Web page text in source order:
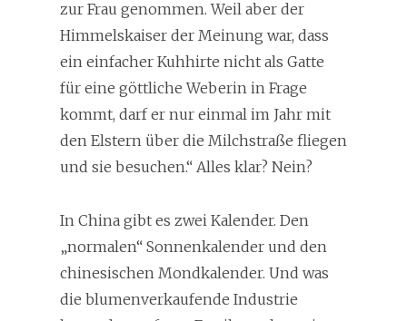
zur Frau genommen. Weil aber der
Himmelskaiser der Meinung war, dass
ein einfacher Kuhhirte nicht als Gatte
für eine göttliche Weberin in Frage
kommt, darf er nur einmal im Jahr mit
den Elstern über die Milchstraße fliegen
und sie besuchen.“ Alles klar? Nein?
In China gibt es zwei Kalender. Den
„normalen“ Sonnenkalender und den
chinesischen Mondkalender. Und was
die blumenverkaufende Industrie